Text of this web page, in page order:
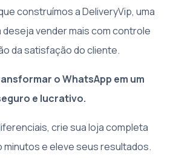
construímos a DeliveryVip, uma
vender mais com controle
da satisfação do cliente.
o WhatsApp em um
e lucrativo.
crie sua loja completa
minutos e eleve seus resultados.